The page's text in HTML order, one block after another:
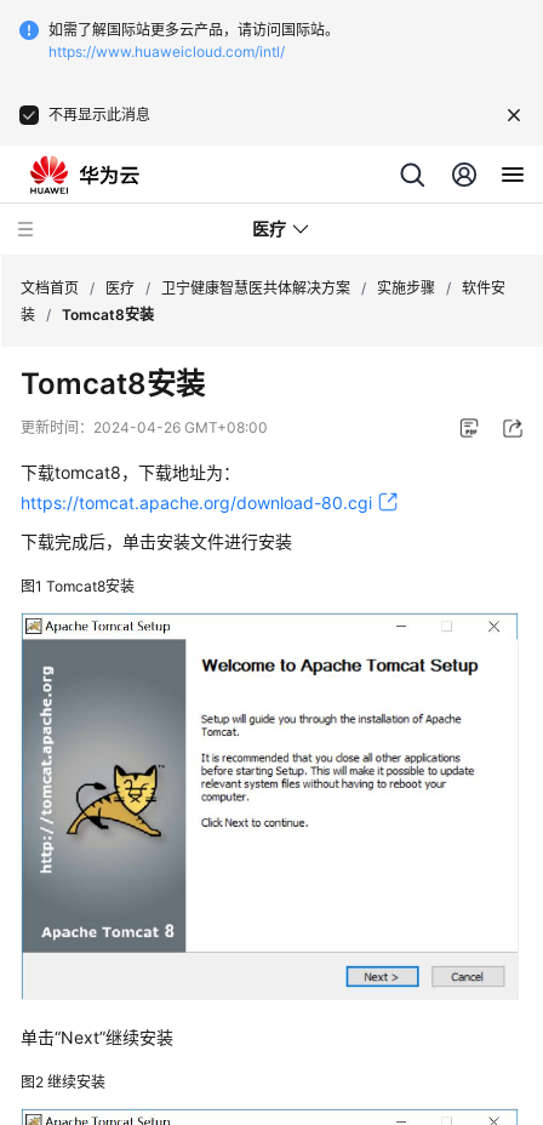
如需了解国际站更多云产品，请访问国际站。
https://www.huaweicloud.com/intl/
不再显示此消息
医疗
宁
健
全
民
康
信
平
解
决
方
案
卫
宁
健
智
慧
体
决
方
文档首页 / 医疗 / 卫宁健康智慧医共体解决方案 / 实施步骤 / 软件安
装 / Tomcat8安装
Tomcat8安装
更新时间： 2024-04-26 GMT+08:00
下载tomcat8，下载地址为：
https://tomcat.apache.org/download-80.cgi
下载完成后，单击安装文件进行安装
图1 Tomcat8安装
单击“Next”继续安装
图2 继续安装